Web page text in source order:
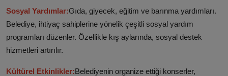
Sosyal Yardımlar:Gıda, giyecek, eğitim ve barınma yardımları.
Belediye, ihtiyaç sahiplerine yönelik çeşitli sosyal yardım
programları düzenler. Özellikle kış aylarında, sosyal destek
hizmetleri artırılır.
Kültürel Etkinlikler:Belediyenin organize ettiği konserler,